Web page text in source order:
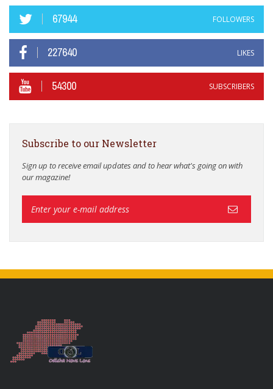
67944 FOLLOWERS
227640 LIKES
54300 SUBSCRIBERS
Subscribe to our Newsletter
Sign up to receive email updates and to hear what's going on with
our magazine!